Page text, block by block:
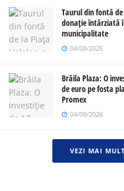
Taurul din fontă
donație întârziată
municipalitate
04/08/2026
Brăila Plaza: O
de euro pe fosta
Promex
04/08/2026
VEZI MAI